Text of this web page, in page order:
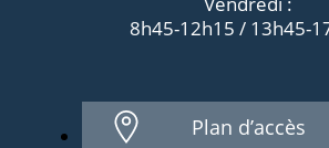
8h45-12h15 / 13h45-
Plan d’accès